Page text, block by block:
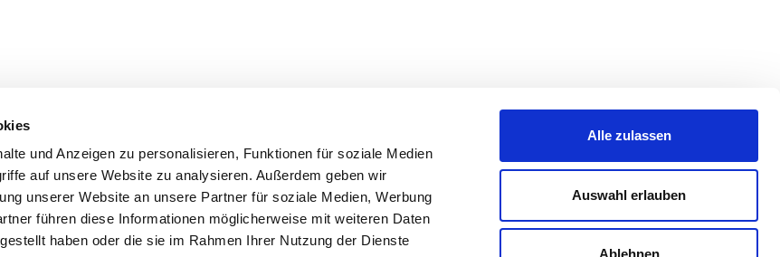
und Anzeigen zu personalisieren, Funktionen für soziale Medien
auf unsere Website zu analysieren. Außerdem geben wir
unserer Website an unsere Partner für soziale Medien, Werbung
führen diese Informationen möglicherweise mit weiteren Daten
haben oder die sie im Rahmen Ihrer Nutzung der Dienste
Alle zulassen
Auswahl erlauben
Ablehnen